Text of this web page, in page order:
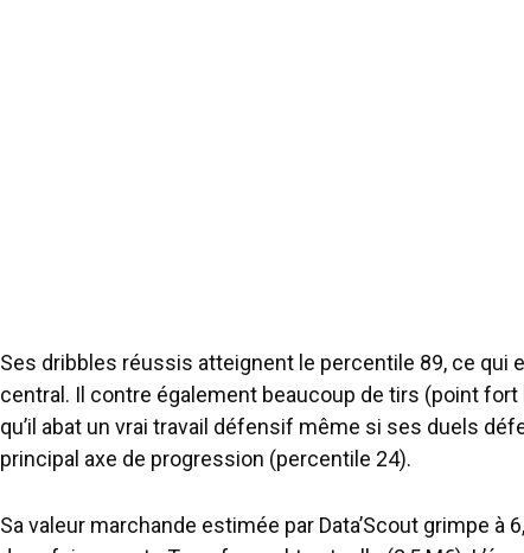
Ses dribbles réussis atteignent le percentile 89, ce qui
central. Il contre également beaucoup de tirs (point fort
qu’il abat un vrai travail défensif même si ses duels
principal axe de progression (percentile 24).
Sa valeur marchande estimée par Data’Scout grimpe à